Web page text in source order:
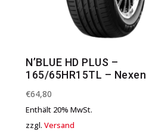
N’BLUE HD PLUS –
165/65HR15TL – Nexen
€64,80
Enthält 20% MwSt.
zzgl.Versand